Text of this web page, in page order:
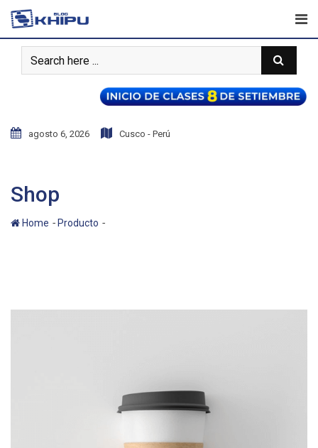
Skip
content
agosto 6, 2026 Cusco - Perú
Shop
Home - Producto -